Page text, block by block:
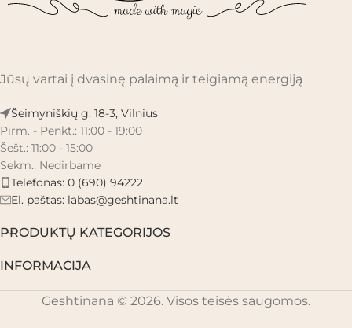
Jūsų vartai į dvasinę palaimą ir teigiamą energiją
Šeimyniškių g. 18-3, Vilnius
Pirm. - Penkt.: 11:00 - 19:00
Šešt.: 11:00 - 15:00
Sekm.: Nedirbame
Telefonas: 0 (690) 94222
El. paštas: labas@geshtinana.lt
PRODUKTŲ KATEGORIJOS
INFORMACIJA
Geshtinana © 2026. Visos teisės saugomos.